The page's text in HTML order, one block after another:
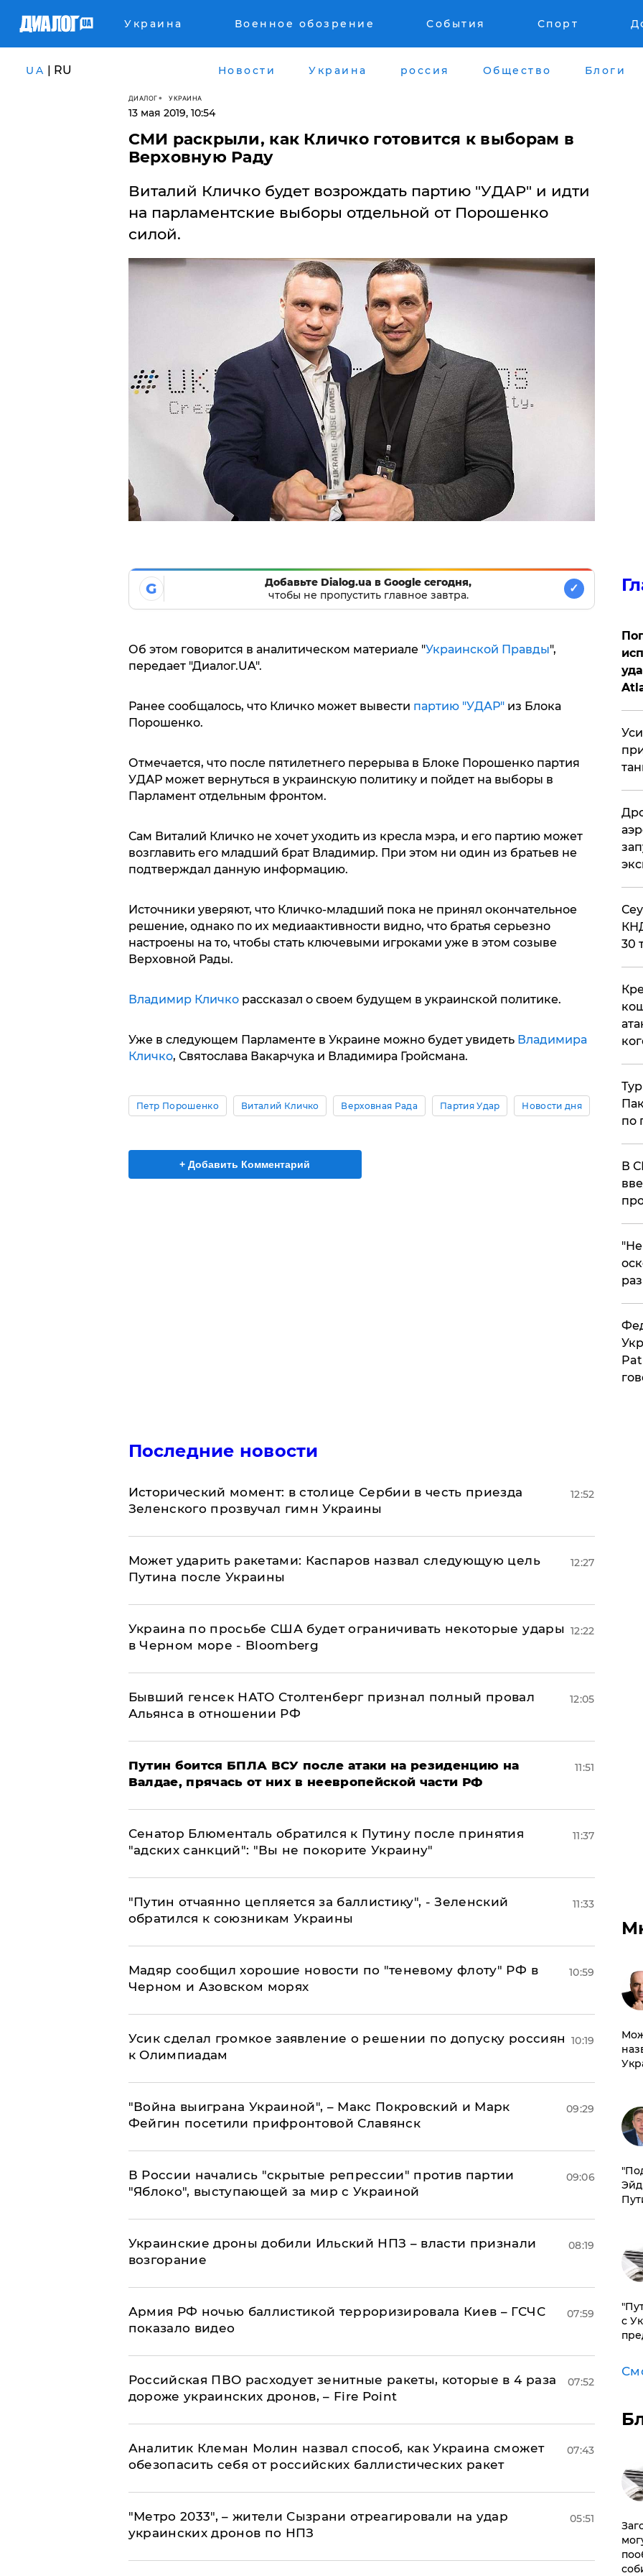
Украина Военное обозрение События Спорт
UA | RU Новости Украина россия Общество Блоги
ДИАЛОГ УКРАИНА
13 мая 2019, 10:54
СМИ раскрыли, как Кличко готовится к выборам в
Верховную Раду
Виталий Кличко будет возрождать партию "УДАР" и идти
на парламентские выборы отдельной от Порошенко
силой.
G
Добавьте Dialog.ua в Google сегодня,
чтобы не пропустить главное завтра.
✓
Об этом говорится в аналитическом материале "Украинской Правды",
передает "Диалог.UA".
Ранее сообщалось, что Кличко может вывести партию "УДАР"из Блока
Порошенко.
Отмечается, что после пятилетнего перерыва в Блоке Порошенко партия
УДАР может вернуться в украинскую политику и пойдет на выборы в
Парламент отдельным фронтом.
Сам Виталий Кличко не хочет уходить из кресла мэра, и его партию может
возглавить его младший брат Владимир. При этом ни один из братьев не
подтверждал данную информацию.
Источники уверяют, что Кличко-младший пока не принял окончательное
решение, однако по их медиаактивности видно, что братья серьезно
настроены на то, чтобы стать ключевыми игроками уже в этом созыве
Верховной Рады.
Владимир Кличкорассказал о своем будущем в украинской политике.
Уже в следующем Парламенте в Украине можно будет увидеть Владимира
Кличко, Святослава Вакарчука и Владимира Гройсмана.
Петр Порошенко Виталий Кличко Верховная Рада Партия Удар Новости дня
+ Добавить Комментарий
Последние новости
Исторический момент: в столице Сербии в честь приезда
Зеленского прозвучал гимн Украины
12:52
Может ударить ракетами: Каспаров назвал следующую цель
Путина после Украины
12:27
Украина по просьбе США будет ограничивать некоторые удары
в Черном море - Bloomberg
12:22
Бывший генсек НАТО Столтенберг признал полный провал
Альянса в отношении РФ
12:05
Путин боится БПЛА ВСУ после атаки на резиденцию на
Валдае, прячась от них в неевропейской части РФ
11:51
Сенатор Блюменталь обратился к Путину после принятия
"адских санкций": "Вы не покорите Украину"
11:37
"Путин отчаянно цепляется за баллистику", - Зеленский
обратился к союзникам Украины
11:33
Мадяр сообщил хорошие новости по "теневому флоту" РФ в
Черном и Азовском морях
10:59
Усик сделал громкое заявление о решении по допуску россиян
к Олимпиадам
10:19
"Война выиграна Украиной", – Макс Покровский и Марк
Фейгин посетили прифронтовой Славянск
09:29
В России начались "скрытые репрессии" против партии
"Яблоко", выступающей за мир с Украиной
09:06
Украинские дроны добили Ильский НПЗ – власти признали
возгорание
08:19
Армия РФ ночью баллистикой терроризировала Киев – ГСЧС
показало видео
07:59
Российская ПВО расходует зенитные ракеты, которые в 4 раза
дороже украинских дронов, – Fire Point
07:52
Аналитик Клеман Молин назвал способ, как Украина сможет
обезопасить себя от российских баллистических ракет
07:43
"Метро 2033", – жители Сызрани отреагировали на удар
украинских дронов по НПЗ
05:51
30
по
В
с